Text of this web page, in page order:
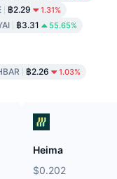
฿2.29 1.31%
฿3.31 55.65%
฿2.26 1.03%
Heima
$0.202